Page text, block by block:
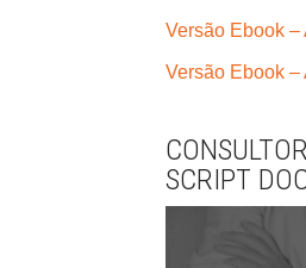
Versão Ebook –
Versão Ebook –
SCRIPT